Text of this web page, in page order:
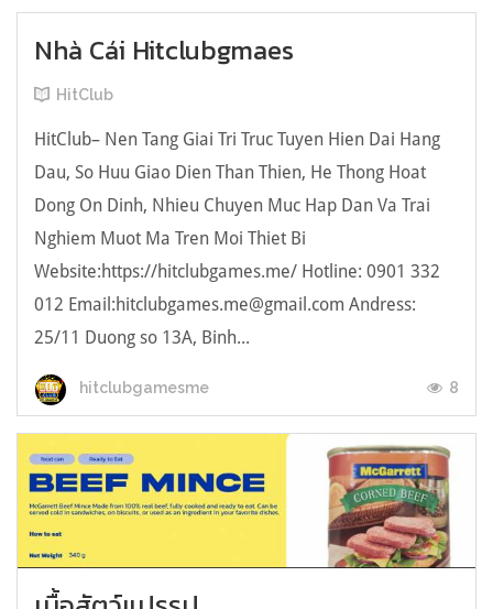
Nhà Cái Hitclubgmaes
HitClub
HitClub– Nen Tang Giai Tri Truc Tuyen Hien Dai Hang
Dau, So Huu Giao Dien Than Thien, He Thong Hoat
Dong On Dinh, Nhieu Chuyen Muc Hap Dan Va Trai
Nghiem Muot Ma Tren Moi Thiet Bi
Website:https://hitclubgames.me/ Hotline: 0901 332
012 Email:hitclubgames.me@gmail.com Andress:
25/11 Duong so 13A, Binh...
hitclubgamesme 8